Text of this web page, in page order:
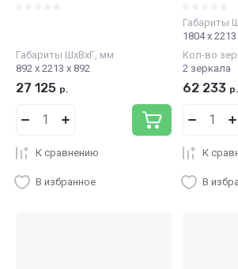
Габариты ШхВхГ, мм
892 х 2213 х 892
27 125 р.
К сравнению
В избранное
Габариты
1804 х
Кол-во
2 зеркала
62 233 р.
К
В